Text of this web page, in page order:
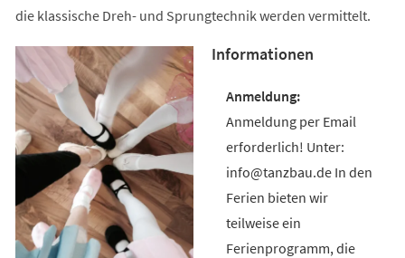
die klassische Dreh- und Sprungtechnik werden vermittelt.
Informationen
Anmeldung per Email
erforderlich! Unter:
info@tanzbau.de In den
Ferien bieten wir
teilweise ein
Ferienprogramm, die